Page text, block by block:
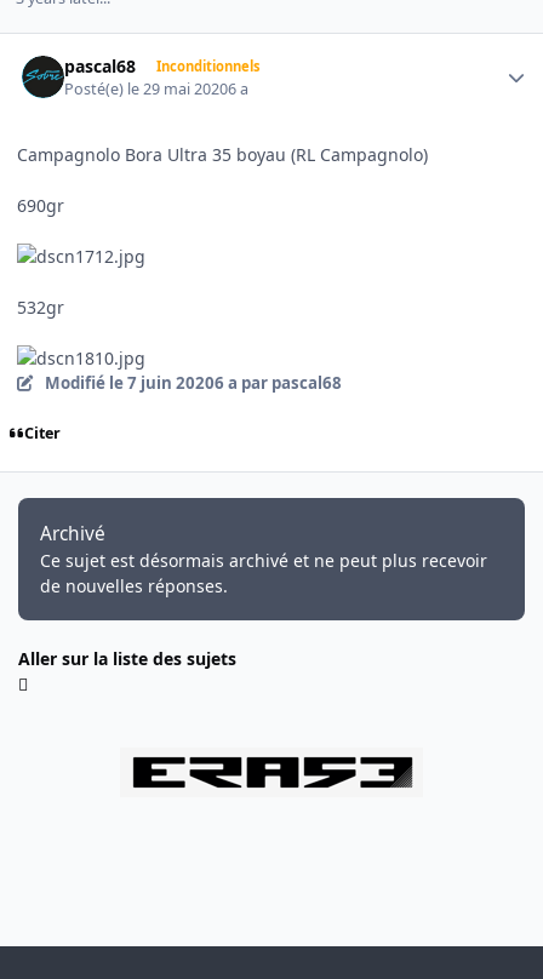
pascal68 Inconditionnels
Posté(e) le 29 mai 20206 a
Campagnolo Bora Ultra 35 boyau (RL Campagnolo)
690gr
532gr
Modifié le 7 juin 20206 a par pascal68
Citer
Archivé
Ce sujet est désormais archivé et ne peut plus recevoir
de nouvelles réponses.
Aller sur la liste des sujets